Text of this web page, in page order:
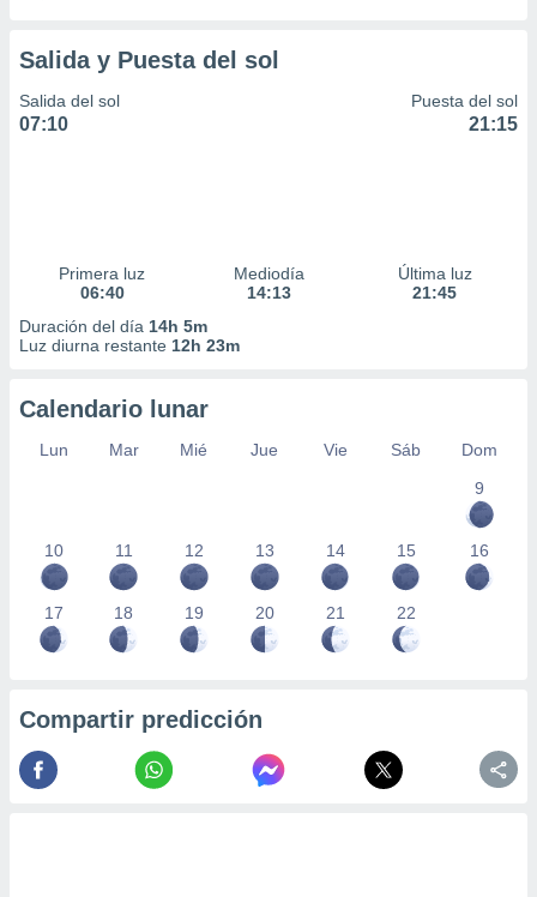
Salida y Puesta del sol
Salida del sol
07:10
Puesta del sol
21:15
Primera luz
06:40
Mediodía
14:13
Última luz
21:45
Duración del día 14h 5m
Luz diurna restante 12h 23m
Calendario lunar
Lun Mar Mié Jue Vie Sáb
Dom
9
10 11 12 13 14 15 16
17 18 19 20 21 22
Compartir predicción